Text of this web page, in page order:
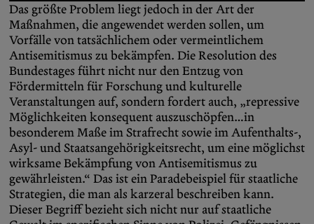
Das größte Problem liegt jedoch in der Art der
Maßnahmen, die angewendet werden sollen, um
Vorfälle von tatsächlichem oder vermeintlichem
Antisemitismus zu bekämpfen. Die Resolution des
Bundestages führt nicht nur den Entzug von
Fördermitteln für Forschung und kulturelle
Veranstaltungen auf, sondern fordert auch, „repressive
Möglichkeiten konsequent auszuschöpfen…in
besonderem Maße im Strafrecht sowie im Aufenthalts-,
Asyl- und Staatsangehörigkeitsrecht, um eine möglichst
wirksame Bekämpfung von Antisemitismus zu
gewährleisten.“ Das ist ein Paradebeispiel für staatliche
Strategien, die man als karzeral beschreiben kann.
Dieser Begriff bezieht sich nicht nur auf staatliche